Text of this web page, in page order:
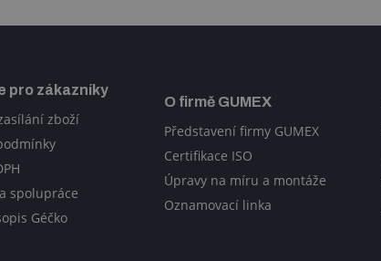
pro zákazníky
zboží
spolupráce
Géčko
O firmě GUMEX
Představení firmy GUMEX
Certifikace ISO
Úpravy na míru a montáže
Oznamovací linka